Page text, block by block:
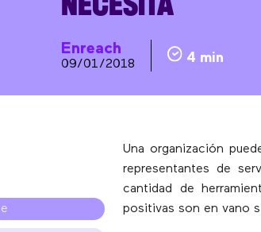
Enreach
09/01/2018 4 min
Una organización
representantes de
cantidad de
positivas son en vano